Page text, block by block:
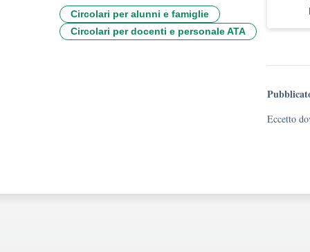
Eccetto
Circolari per alunni e famiglie
Circolari per docenti e personale ATA